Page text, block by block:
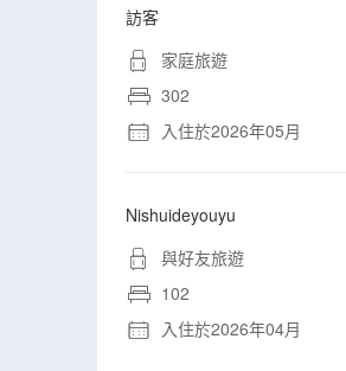
訪客
家庭旅遊
302
入住於2026年05月
Nishuideyouyu
與好友旅遊
102
入住於2026年04月